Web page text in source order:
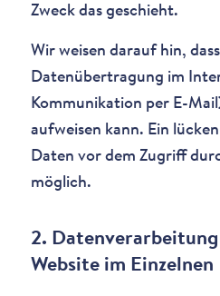
Zweck das geschieht.
Wir weisen darauf hin,
Datenübertragung im
Kommunikation per E-
aufweisen kann. Ein
Daten vor dem Zugriff
möglich.
2.
Website im Einzelnen